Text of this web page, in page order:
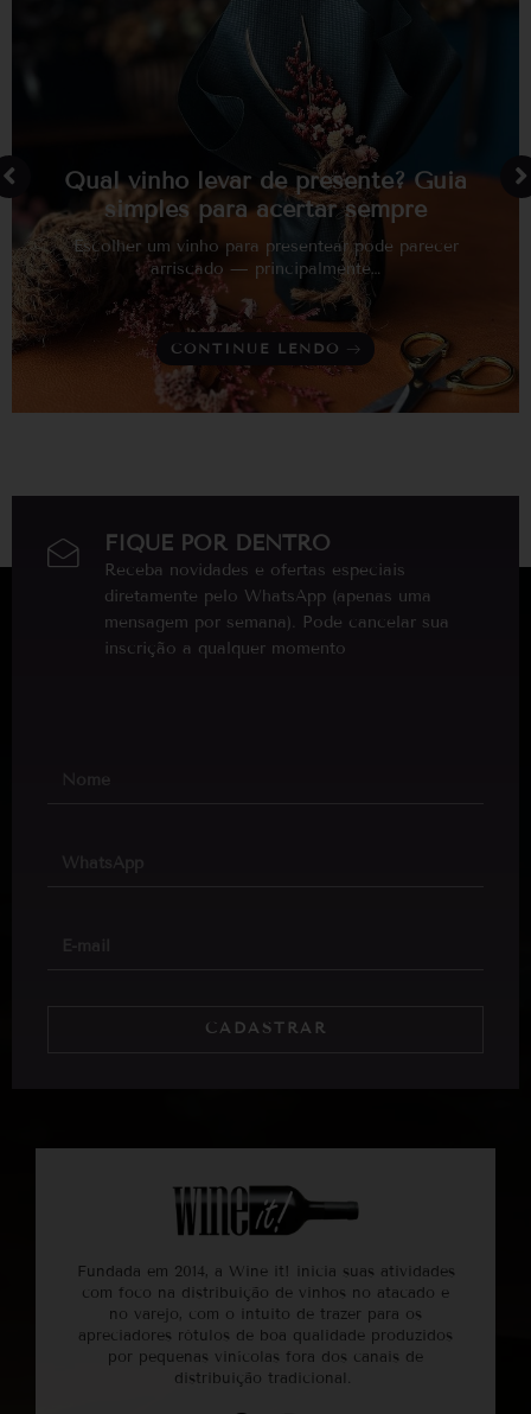
Qual vinho levar de presente? Guia
simples para acertar sempre
Escolher um vinho para presentear pode parecer
arriscado — principalmente…
CONTINUE LENDO
FIQUE POR DENTRO
Receba novidades e ofertas especiais
diretamente pelo WhatsApp (apenas uma
mensagem por semana). Pode cancelar sua
inscrição a qualquer momento
CADASTRAR
Fundada em 2014, a Wine it! inicia suas atividades
com foco na distribuição de vinhos no atacado e
no varejo, com o intuito de trazer para os
apreciadores rótulos de boa qualidade produzidos
por pequenas vinícolas fora dos canais de
distribuição tradicional.